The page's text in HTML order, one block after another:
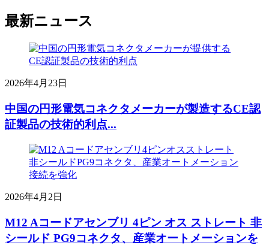
最新ニュース
2026年4月23日
中国の円形電気コネクタメーカーが製造するCE認
証製品の技術的利点...
2026年4月2日
M12 Aコードアセンブリ 4ピン オス ストレート 非
シールド PG9コネクタ、産業オートメーションを